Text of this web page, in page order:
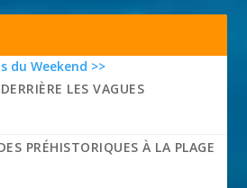
du Weekend >>
LES VAGUES
PRÉHISTORIQUES À LA PLAGE